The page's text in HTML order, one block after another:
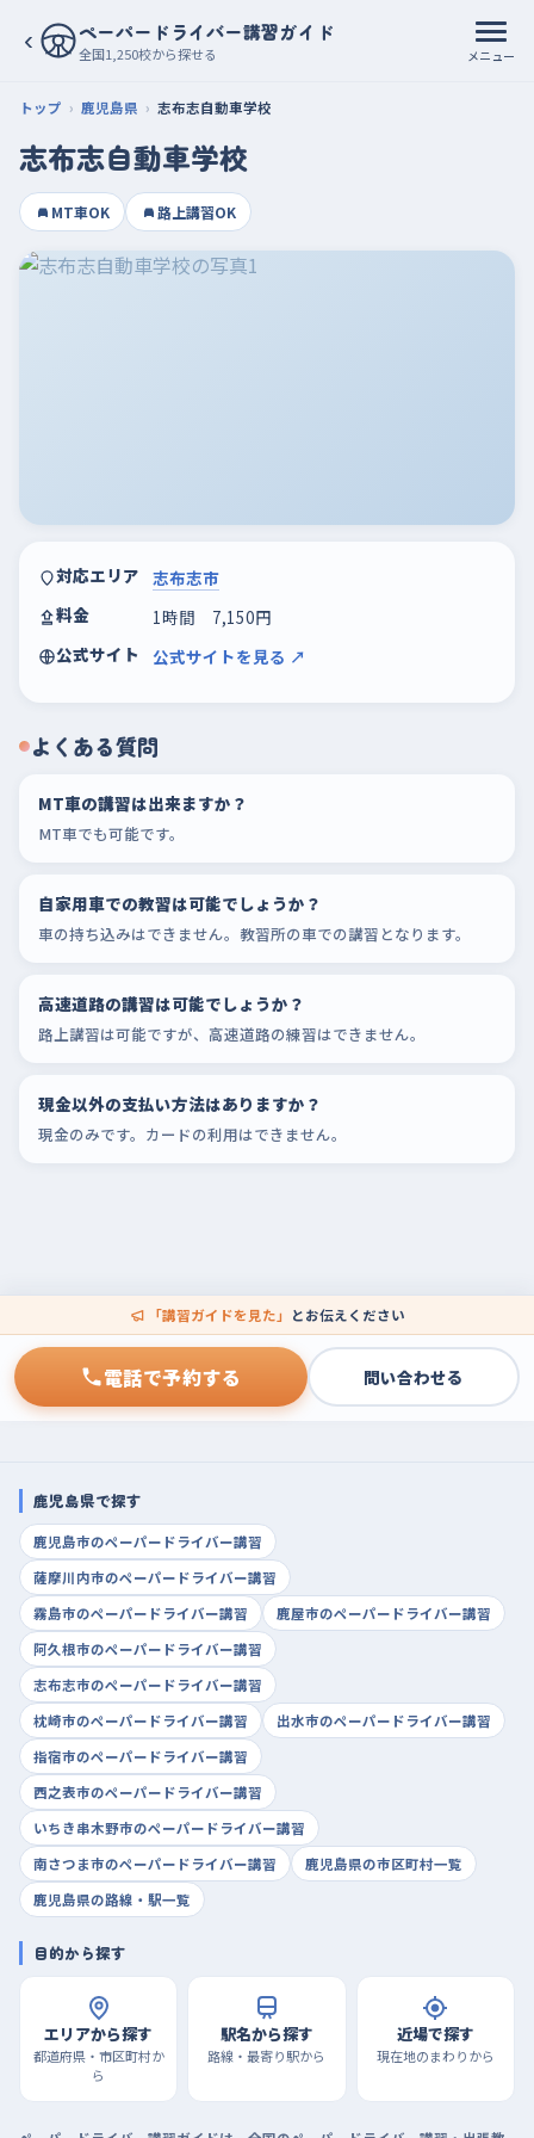
‹ ペーパードライバー講習ガイド
全国1,250校から探せる メニュー
トップ 鹿児島県 志布志自動車学校
志布志自動車学校
MT車OK 路上講習OK
対応エリア 志布志市
料金
1時間 7,150円
公式サイト
公式サイトを見る ↗
よくある質問
MT車の講習は出来ますか？
MT車でも可能です。
自家用車での教習は可能でしょうか？
車の持ち込みはできません。教習所の車での講習となります。
高速道路の講習は可能でしょうか？
路上講習は可能ですが、高速道路の練習はできません。
現金以外の支払い方法はありますか？
現金のみです。カードの利用はできません。
「講習ガイドを見た」 とお伝えください
電話で予約する 問い合わせる
鹿児島県で探す
鹿児島市のペーパードライバー講習
薩摩川内市のペーパードライバー講習
霧島市のペーパードライバー講習
鹿屋市のペーパードライバー講習
阿久根市のペーパードライバー講習
志布志市のペーパードライバー講習
枕崎市のペーパードライバー講習
出水市のペーパードライバー講習
指宿市のペーパードライバー講習
西之表市のペーパードライバー講習
いちき串木野市のペーパードライバー講習
南さつま市のペーパードライバー講習
鹿児島県の市区町村一覧
鹿児島県の路線・駅一覧
目的から探す
エリアから探す
都道府県・市区町村か
ら
駅名から探す
路線・最寄り駅から
近場で探す
現在地のまわりから